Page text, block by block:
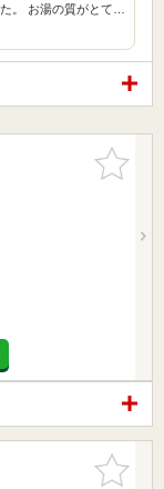
。 お湯の質がとて…
お気に入
りに追加
お気に入
りに追加